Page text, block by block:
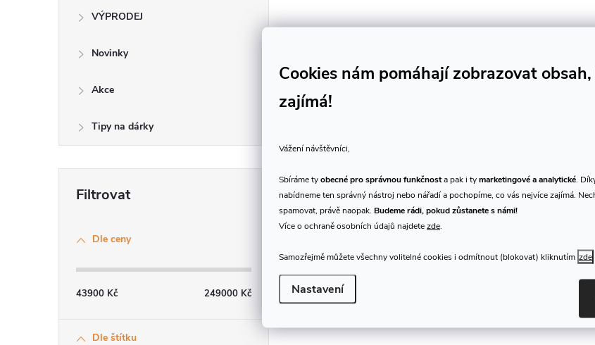
Cookies nám pomáhají zobrazovat
zajímá!
Vážení návštěvníci,
Sbíráme tyobecné pro správnou funkčnosta pak i tymarketingové a analytické .
nabídneme ten správný nástroj nebo nářadí a pochopíme, co vás nejvíce zajímá.
spamovat, právě naopak. Budeme rádi, pokud zůstanete s námi!
Více o ochraně osobních údajů najdetezde
Samozřejmě můžete všechny volitelné cookies i odmítnout (blokovat) kliknutím zde
Nastavení
VÝPRODEJ
Novinky
Akce
Tipy na dárky
Dle ceny
43900 Kč 249000 Kč
Dle štítku
í
r
v
k
v
ý
p
i
s
u